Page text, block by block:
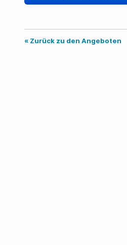
« Zurück zu den Angeboten